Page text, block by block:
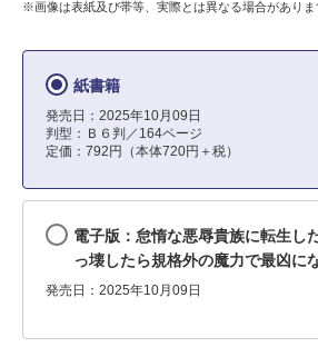
※画像は表紙及び帯等、実際とは異なる場合がありま
紙書籍
発売日：2025年10月09日
判型：Ｂ６判／164ページ
定価：792円（本体720円＋税）
電子版：怠惰な悪辱貴族に転生し
っ壊したら規格外の魔力で最凶
発売日：2025年10月09日